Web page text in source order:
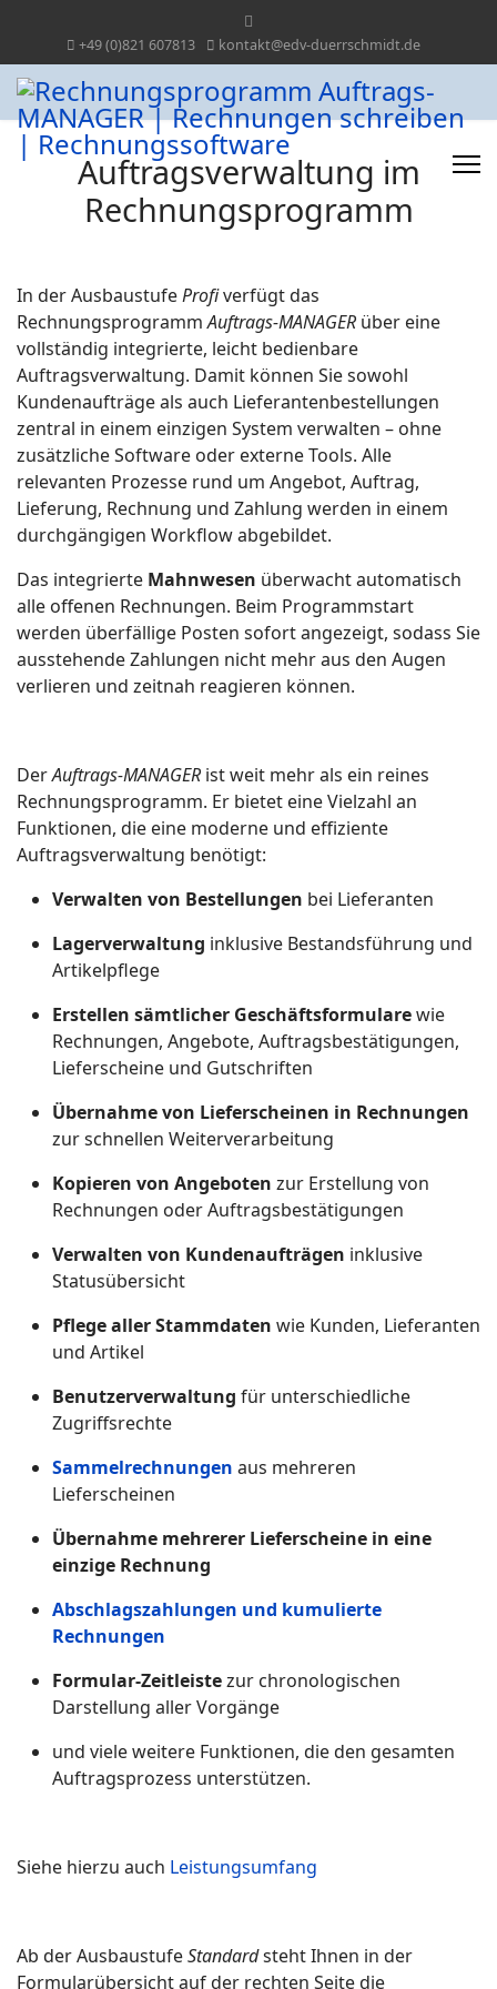
+49 (0)821 607813 kontakt@edv-duerrschmidt.de
Auftragsverwaltung im
Rechnungsprogramm
In der AusbaustufeProfiverfügt das
RechnungsprogrammAuftrags‑MANAGER über eine
vollständig integrierte, leicht bedienbare
Auftragsverwaltung. Damit können Sie sowohl
Kundenaufträge als auch Lieferantenbestellungen
zentral in einem einzigen System verwalten – ohne
zusätzliche Software oder externe Tools. Alle
relevanten Prozesse rund um Angebot, Auftrag,
Lieferung, Rechnung und Zahlung werden in einem
durchgängigen Workflow abgebildet.
Das integrierte Mahnwesen überwacht automatisch
alle offenen Rechnungen. Beim Programmstart
werden überfällige Posten sofort angezeigt, sodass Sie
ausstehende Zahlungen nicht mehr aus den Augen
verlieren und zeitnah reagieren können.
DerAuftrags‑MANAGER ist weit mehr als ein reines
Rechnungsprogramm. Er bietet eine Vielzahl an
Funktionen, die eine moderne und effiziente
Auftragsverwaltung benötigt:
Verwalten von Bestellungen bei Lieferanten
Lagerverwaltung inklusive Bestandsführung und
Artikelpflege
Erstellen sämtlicher Geschäftsformularewie
Rechnungen, Angebote, Auftragsbestätigungen,
Lieferscheine und Gutschriften
Übernahme von Lieferscheinen in Rechnungen
zur schnellen Weiterverarbeitung
Kopieren von Angeboten zur Erstellung von
Rechnungen oder Auftragsbestätigungen
Verwalten von Kundenaufträgen inklusive
Statusübersicht
Pflege aller Stammdaten wie Kunden, Lieferanten
und Artikel
Benutzerverwaltung für unterschiedliche
Zugriffsrechte
Sammelrechnungen aus mehreren
Lieferscheinen
Übernahme mehrerer Lieferscheine in eine
einzige Rechnung
Abschlagszahlungen und kumulierte
Rechnungen
Formular‑Zeitleistezur chronologischen
Darstellung aller Vorgänge
und viele weitere Funktionen, die den gesamten
Auftragsprozess unterstützen.
Siehe hierzu auch Leistungsumfang
Ab der AusbaustufeStandardsteht Ihnen in der
Formularübersicht auf der rechten Seite die